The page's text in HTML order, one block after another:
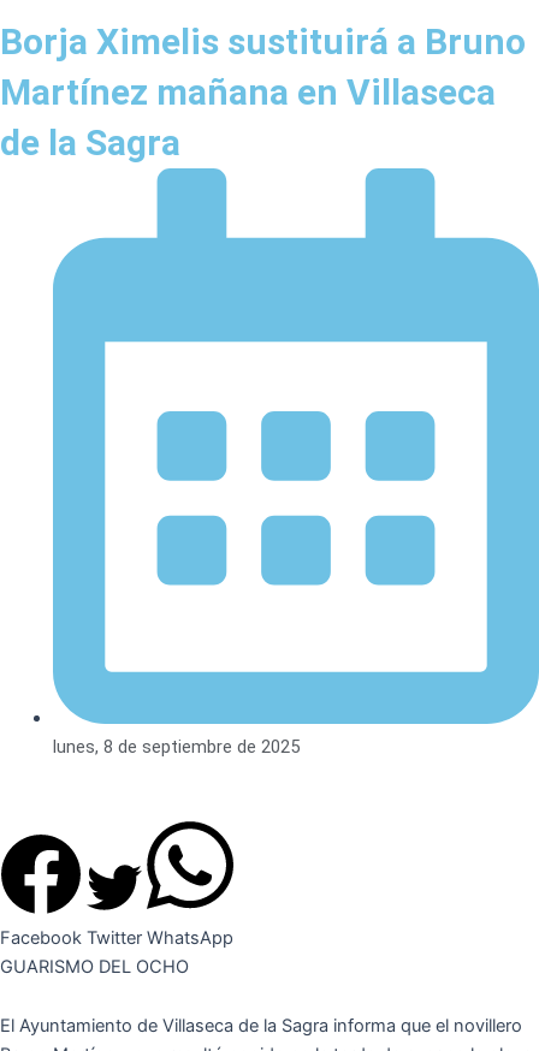
Borja Ximelis sustituirá a Bruno
Martínez mañana en Villaseca
de la Sagra
lunes, 8 de septiembre de 2025
Facebook Twitter WhatsApp
GUARISMO DEL OCHO
El Ayuntamiento de Villaseca de la Sagra informa que el novillero